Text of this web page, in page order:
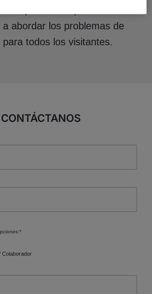
abordar los problemas de
para todos los visitantes.
CONTÁCTANOS
*
Colaborador